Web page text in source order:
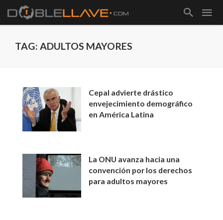
TAG: ADULTOS MAYORES
Cepal advierte drástico
envejecimiento demográfico
en América Latina
La ONU avanza hacia una
convención por los derechos
para adultos mayores